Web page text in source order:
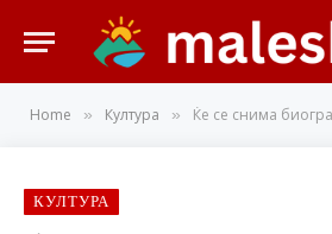
Home » Култура » Ќе се снима биографски филм за Слаткар,
КУЛТУРА